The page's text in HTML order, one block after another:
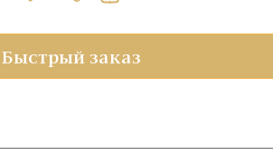
Быстрый заказ